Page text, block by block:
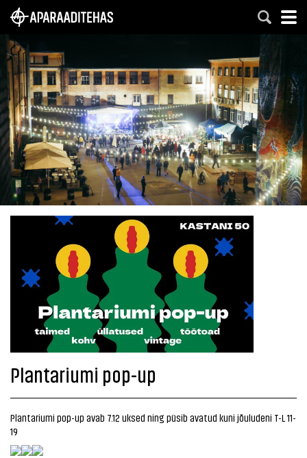
Plantariumi pop-up
Plantariumi pop-up avab 7.12 uksed ning püsib avatud kuni jõuludeni T-L 11-
19